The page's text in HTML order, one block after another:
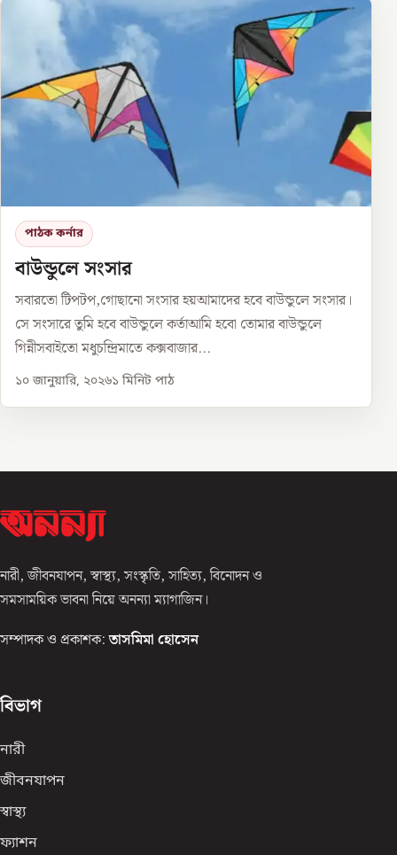
পাঠক কর্নার
বাউন্ডুলে সংসার
সবারতো টিপটপ,গোছানো সংসার হয়আমাদের হবে বাউন্ডুলে সংসার।
সে সংসারে তুমি হবে বাউন্ডুলে কর্তাআমি হবো তোমার বাউন্ডুলে
গিন্নীসবাইতো মধুচন্দ্রিমাতে কক্সবাজার...
১০ জানুয়ারি, ২০২৬১ মিনিট পাঠ
নারী, জীবনযাপন, স্বাস্থ্য, সংস্কৃতি, সাহিত্য, বিনোদন ও
সমসাময়িক ভাবনা নিয়ে অনন্যা ম্যাগাজিন।
সম্পাদক ও প্রকাশক: তাসমিমা হোসেন
বিভাগ
নারী
জীবনযাপন
স্বাস্থ্য
ফ্যাশন